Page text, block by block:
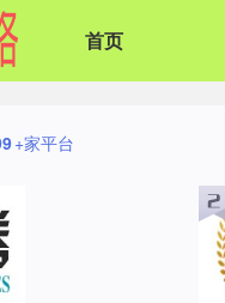
首页
+家平台